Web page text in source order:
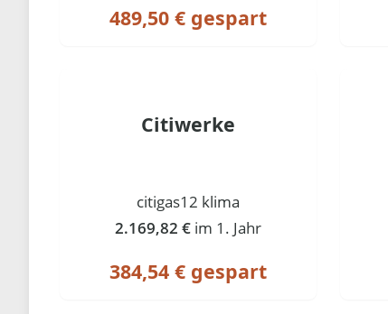
489,50 € gespart
Citiwerke
citigas12 klima
2.169,82 € im 1. Jahr
384,54 € gespart